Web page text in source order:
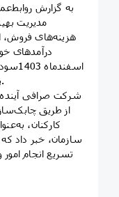
به گزارش
هزینه‌های فروش،
درآمدهای
پیش از آن، حدود 80 درصد، افزایش دهد.
شرکت صرافی
از طریق
کارکنان،
سازمان، خبر داد
تسریع انجام